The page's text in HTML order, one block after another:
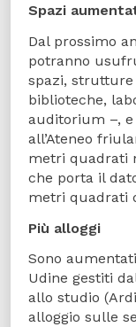
Spazi
Dal prossimo
potranno
spazi, strutture
biblioteche,
auditorium –,
all’Ateneo
metri quadrati
che porta il
metri quadrati
Più alloggi
Sono
Udine gestiti
allo studio
alloggio sulle